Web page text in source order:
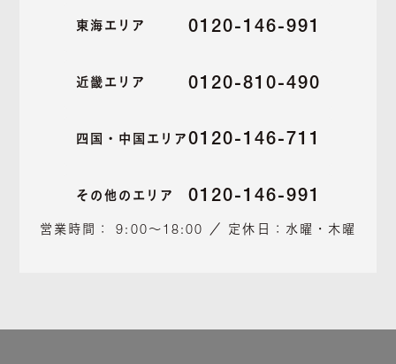
東海エリア 0120-146-991
近畿エリア 0120-810-490
四国・中国エリア 0120-146-711
その他のエリア 0120-146-991
営業時間： 9:00～18:00 ／ 定休日：水曜・木曜